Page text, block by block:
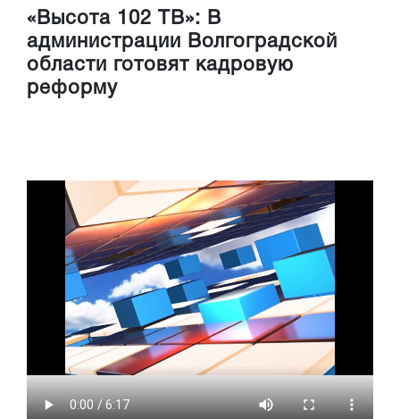
«Высота 102 ТВ»: В
администрации Волгоградской
области готовят кадровую
реформу